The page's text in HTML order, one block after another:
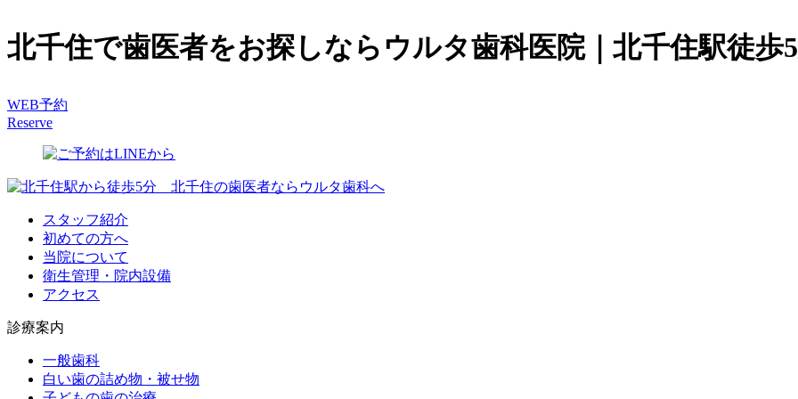
北千住で歯医者をお探しならウルタ歯科医院｜北千住駅徒歩
WEB予約
Reserve
スタッフ紹介
初めての方へ
当院について
衛生管理・院内設備
アクセス
診療案内
一般歯科
白い歯の詰め物・被せ物